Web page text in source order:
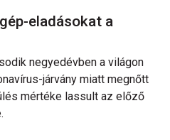
eladásokat a
negyedévben a világon
járvány miatt megnőtt
mértéke lassult az előző